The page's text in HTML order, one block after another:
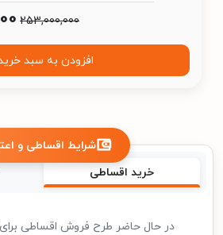
253,000,000
افزودن به سبد
شرایط اقساطی و
خرید اقساطی
در حال حاضر طرح فروش اقساطی